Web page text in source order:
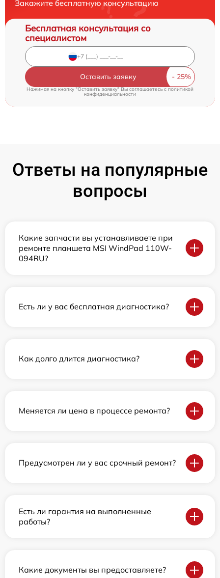
Закажите бесплатную консультацию
Бесплатная консультация со
специалистом
Оставить заявку
Нажимая на кнопку "Оставить заявку" Вы соглашаетесь cполитикой
конфиденциальности
Ответы на популярные
вопросы
Какие запчасти вы устанавливаете при
ремонте планшета MSI WindPad 110W-
094RU?
Есть ли у вас бесплатная диагностика?
Как долго длится диагностика?
Меняется ли цена в процессе ремонта?
Предусмотрен ли у вас срочный ремонт?
Есть ли гарантия на выполненные
работы?
Какие документы вы предоставляете?